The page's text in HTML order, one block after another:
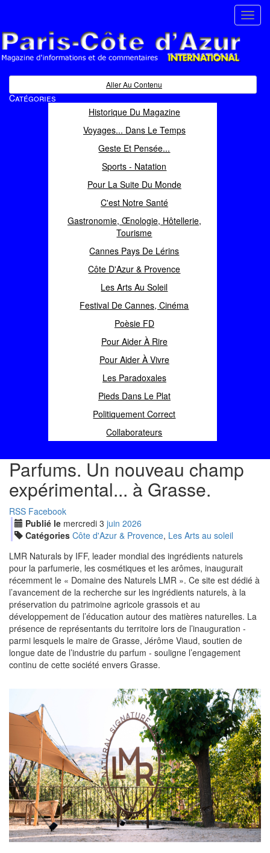
Magazine d'informations et de commentaires
Aller Au Contenu
Catégories
Historique Du Magazine
Voyages... Dans Le Temps
Geste Et Pensée...
Sports - Natation
Pour La Suite Du Monde
C'est Notre Santé
Gastronomie, Œnologie, Hôtellerie,
Tourisme
Cannes Pays De Lérins
Côte D'Azur & Provence
Les Arts Au Soleil
Festival De Cannes, Cinéma
Poèsie FD
Pour Aider À Rire
Pour Aider À Vivre
Les Paradoxales
Pieds Dans Le Plat
Politiquement Correct
Collaborateurs
Parfums. Un nouveau champ
expérimental... à Grasse.
RSS Facebook
Publié le mercredi 3 juin 2026
Catégories Côte d'Azur & Provence, Les Arts au soleil
LMR Naturals by IFF, leader mondial des ingrédients naturels
pour la parfumerie, les cosmétiques et les arômes, inaugurait
récemment le « Domaine des Naturels LMR ». Ce site est dédié à
l’avancement de la recherche sur les ingrédients naturels, à la
préservation du patrimoine agricole grassois et au
développement de l’éducation autour des matières naturelles. La
présence de représentants du territoire lors de l’inauguration -
parmi lesquels le maire de Grasse, Jérôme Viaud, soutien de
longue date de l’industrie du parfum - souligne l’engagement
continu de cette société envers Grasse.